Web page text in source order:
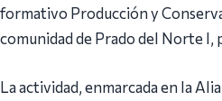
formativo Producción y
comunidad de Prado del Norte I,
La actividad, enmarcada en la